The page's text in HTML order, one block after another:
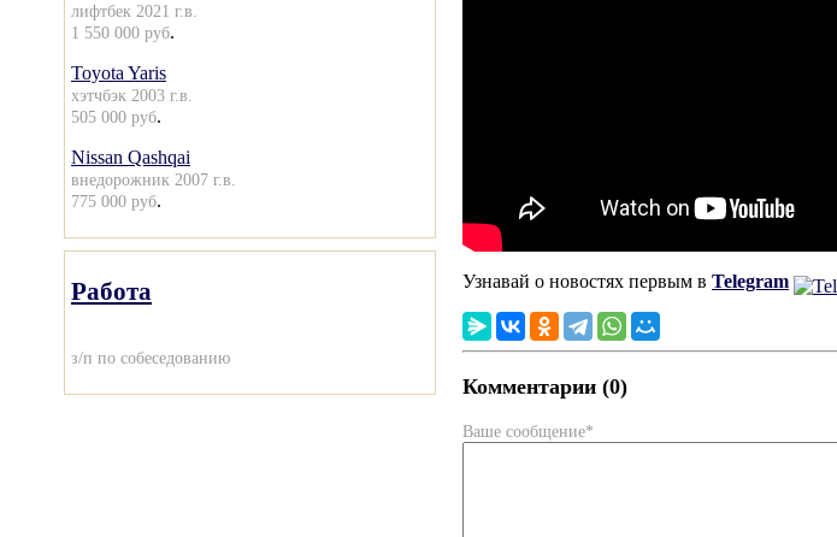
лифтбек 2021 г.в.
1 550 000 руб.
Toyota Yaris
хэтчбэк 2003 г.в.
505 000 руб.
Nissan Qashqai
внедорожник 2007 г.в.
775 000 руб.
Работа
з/п по собеседованию
Узнавай о новостях первым в Telegram
Комментарии (0)
Ваше сообщение*